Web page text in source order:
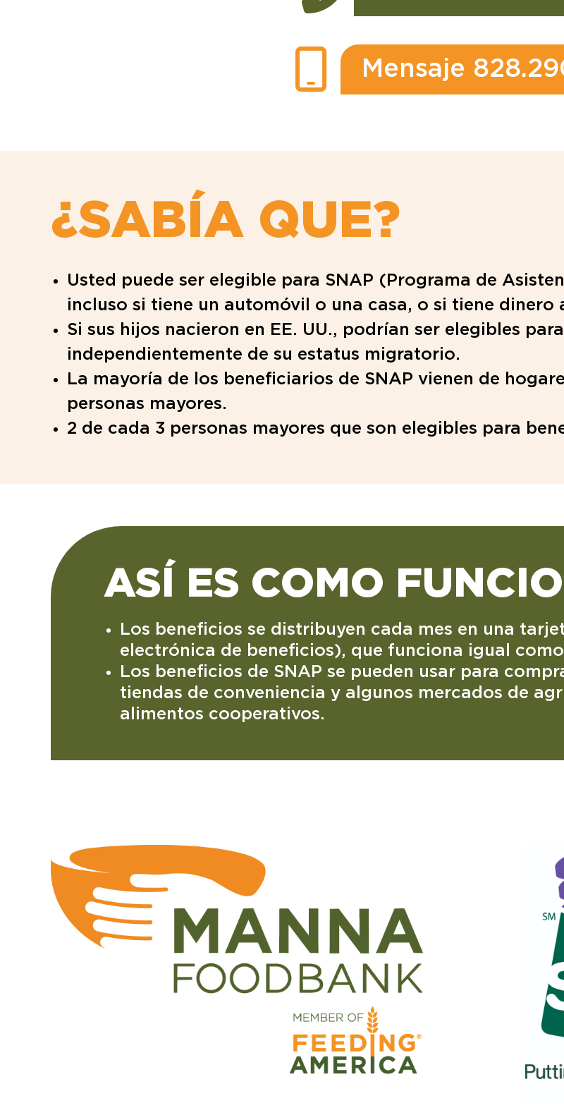
Mensaje
¿SABÍA QUE?
Usted puede ser elegible para SNAP (Programa de
incluso si tiene un automóvil o una casa, o si tiene dinero
Si sus hijos nacieron en EE. UU., podrían ser elegibles
independientemente de su estatus migratorio.
La mayoría de los beneficiarios de SNAP vienen de
personas mayores.
2 de cada 3 personas mayores que son elegibles para
ASÍ ES COMO
Los beneficios se distribuyen cada mes en una
electrónica de beneficios), que funciona igual
Los beneficios de SNAP se pueden usar para
tiendas de conveniencia y algunos mercados de
alimentos cooperativos.